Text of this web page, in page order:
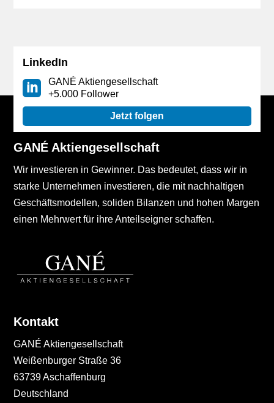
LinkedIn
GANÉ Aktiengesellschaft
+5.000 Follower
Jetzt folgen
GANÉ Aktiengesellschaft
Wir investieren in Gewinner. Das bedeutet, dass wir in
starke Unternehmen investieren, die mit nachhaltigen
Geschäftsmodellen, soliden Bilanzen und hohen Margen
einen Mehrwert für ihre Anteilseigner schaffen.
Kontakt
GANÉ Aktiengesellschaft
Weißenburger Straße 36
63739 Aschaffenburg
Deutschland